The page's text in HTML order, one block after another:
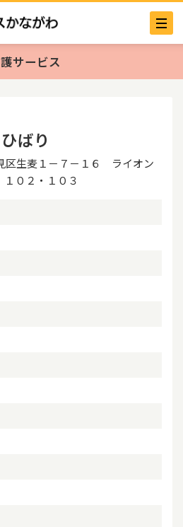
サービス
ばり
区生麦１－７－１６ ライオン
０２・１０３